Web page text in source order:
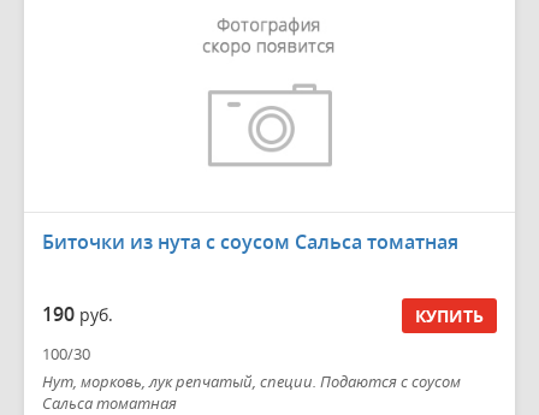
Биточки из нута с соусом Сальса томатная
190 руб. КУПИТЬ
100/30
Нут, морковь, лук репчатый, специи. Подаются с соусом
Сальса томатная